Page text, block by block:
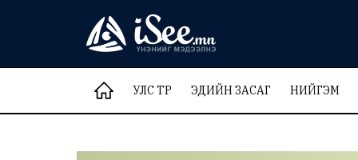
УЛС ТӨР ЭДИЙН ЗАСАГ НИЙГЭМ